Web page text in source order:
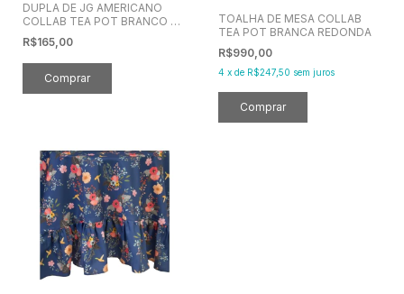
DUPLA DE JG AMERICANO
COLLAB TEA POT BRANCO C/
ROSA
R$165,00
TOALHA DE MESA COLLAB
TEA POT BRANCA REDONDA
R$990,00
4 x de R$247,50 sem juros